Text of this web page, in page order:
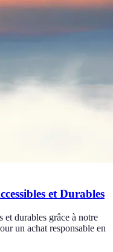
et Durables
et durables grâce à notre
un achat responsable en